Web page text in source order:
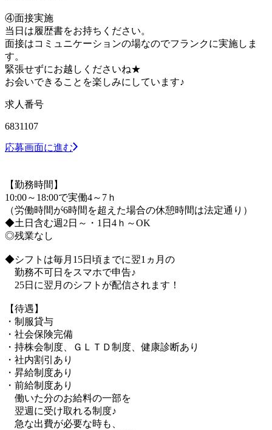
④面接実施
当日は履歴書をお持ちください。
面接はコミュニケーションの場なのでフランクに実施しま
す。
緊張せずにお越しくださいね★
お会いできることを楽しみにしています♪
求人番号
6831107
応募画面に進む
【勤務時間】
10:00～18:00で実働4～7ｈ
（労働時間が6時間を超えた場合の休憩時間は法定通り）
◆土日含む週2日～・1日4ｈ～OK
◎残業なし
◆シフトは毎月15日頃までに翌1ヵ月の
勤務不可日をスマホで申告♪
25日に翌月のシフトが配信されます！
【待遇】
・制服貸与
・社会保険完備
・持株会制度、ＧＬＴＤ制度、健康診断あり
・社内割引あり
・昇給制度あり
・前給制度あり
働いた分のお給料の一部を
翌週に受け取れる制度♪
急な出費が必要な時も、